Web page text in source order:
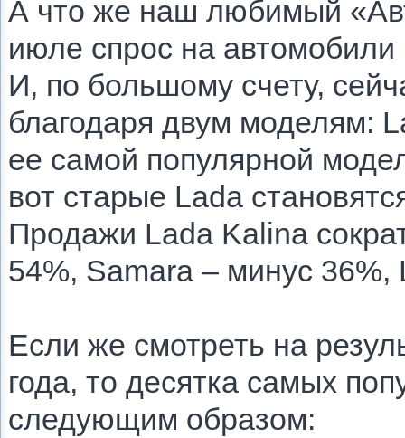
А что же наш любимый
июле спрос на
И, по большому счету,
благодаря двум моделям:
ее самой популярной
вот старые Lada
Продажи Lada Kalina
54%, Samara – минус
Если же смотреть на
года, то десятка самых
следующим образом: